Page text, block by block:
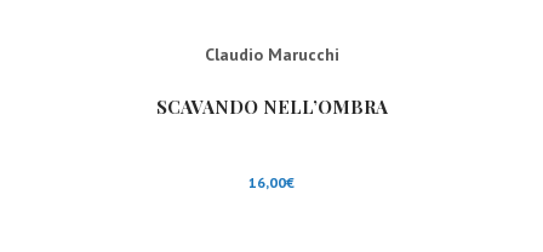
Claudio Marucchi
SCAVANDO NELL’OMBRA
16,00€